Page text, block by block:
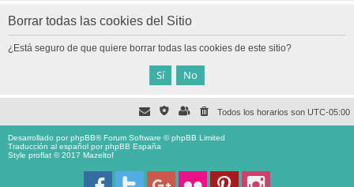
Borrar todas las cookies del Sitio
¿Está seguro de que quiere borrar todas las cookies de este sitio?
Todos los horarios son UTC-05:00
Desarrollado porphpBB® Forum Software © phpBB Limited
Traducción al español porphpBB España
Style proflat © 2017 Mazeltof